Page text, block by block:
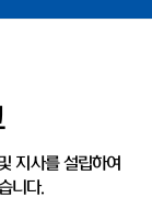
지사를 설립하여
니다.